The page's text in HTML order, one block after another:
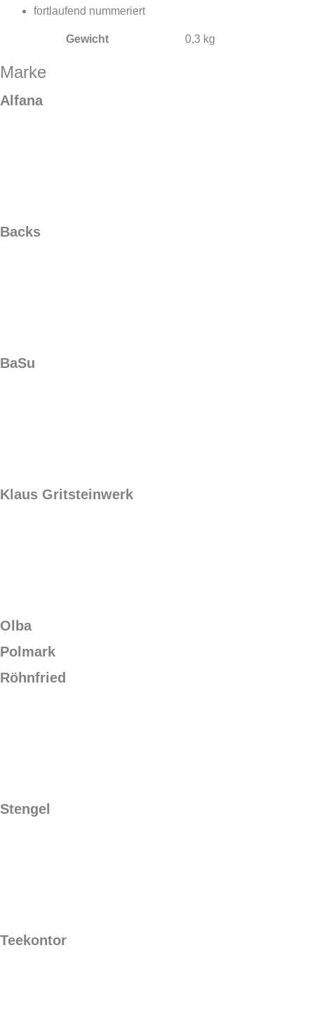
fortlaufend nummeriert
Gewicht 0,3 kg
Marke
Alfana
Backs
BaSu
Klaus Gritsteinwerk
Olba
Polmark
Röhnfried
Stengel
Teekontor